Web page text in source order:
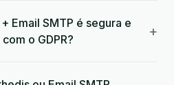
Email SMTP é segura e
o GDPR?
+